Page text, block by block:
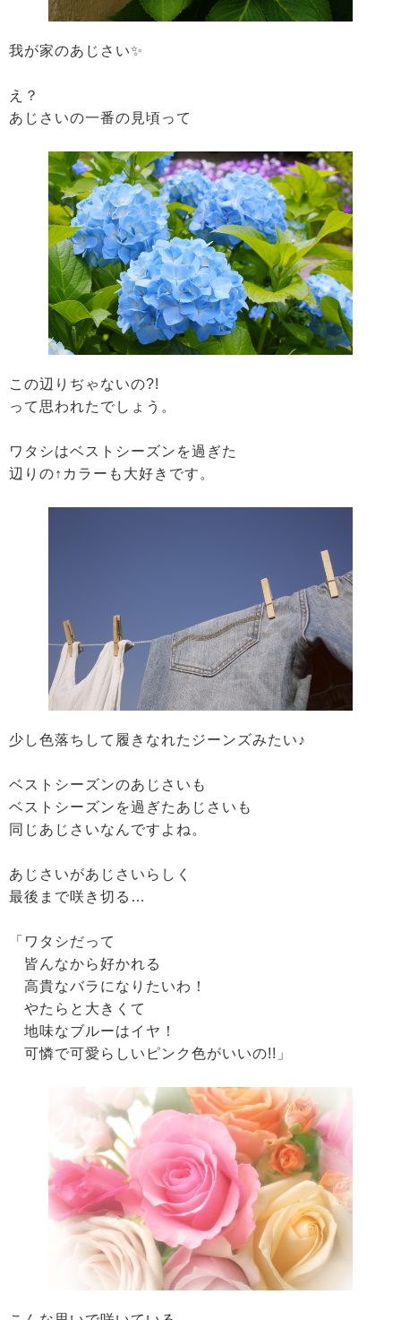
我が家のあじさい✨
え？
あじさいの一番の見頃って
この辺りぢゃないの?!
って思われたでしょう。
ワタシはベストシーズンを過ぎた
辺りの↑カラーも大好きです。
少し色落ちして履きなれたジーンズみたい♪
ベストシーズンのあじさいも
ベストシーズンを過ぎたあじさいも
同じあじさいなんですよね。
あじさいがあじさいらしく
最後まで咲き切る…
「ワタシだって
皆んなから好かれる
高貴なバラになりたいわ！
やたらと大きくて
地味なブルーはイヤ！
可憐で可愛らしいピンク色がいいの!!」